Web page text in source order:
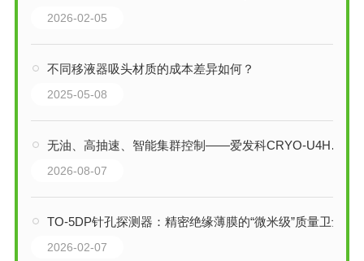
2026-02-05
不同移液器吸头材质的成本差异如何？
2025-05-08
无油、高抽速、智能集群控制——爱发科CRYO-U4H低温真空泵详解
2026-08-07
TO-5DP针孔探测器：精密绝缘薄膜的“微米级”质量卫士
2026-02-07